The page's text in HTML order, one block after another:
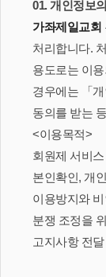
01. 개인정보
가좌제일교회
처리합니다.
용도로는 이
경우에는 「
동의를 받는
<이용목적>
회원제 서비
본인확인, 개
이용방지와
분쟁 조정을
고지사항 전달